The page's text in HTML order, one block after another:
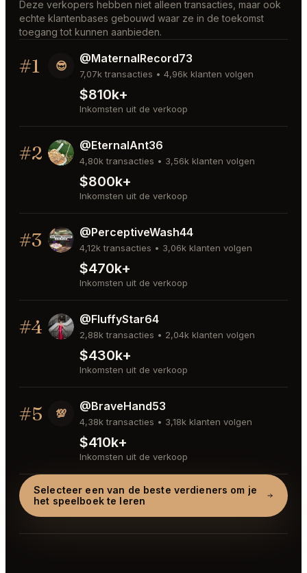
Deze verkopers hebben niet alleen transacties, maar ook
echte klantenbases gebouwd waar ze in de toekomst
toegang tot kunnen aanbieden.
#1 😎
@MaternalRecord73
7,07k transacties • 4,96k klanten volgen
$810k+
Inkomsten uit de verkoop
#2 @EternalAnt36
4,80k transacties • 3,56k klanten volgen
$800k+
Inkomsten uit de verkoop
#3 @PerceptiveWash44
4,12k transacties • 3,06k klanten volgen
$470k+
Inkomsten uit de verkoop
#4 @FluffyStar64
2,88k transacties • 2,04k klanten volgen
$430k+
Inkomsten uit de verkoop
#5 💯
@BraveHand53
4,38k transacties • 3,18k klanten volgen
$410k+
Inkomsten uit de verkoop
Selecteer een van de beste verdieners om je
het speelboek te leren